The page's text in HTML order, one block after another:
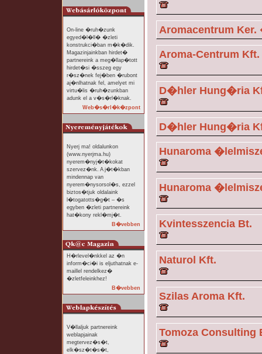
On-line �ruh�zunk
egyed�l�ll� �zleti
konstrukci�ban m�k�dik.
Magazinjainkban hirdet�
partnereink a meg�llap�tott
hirdet�si �sszeg egy
r�sz�nek fej�ben �rubont
aj�nlhatnak fel, amelyet mi
virtu�lis �ruh�zunkban
adunk el a v�s�rl�knak.
Web�s�rl�k�zpont
Nyerj ma! oldalunkon
(www.nyerjma.hu)
nyerem�nyj�t�kokat
szervez�nk. A j�t�kban
mindennap van
nyerem�nysorsol�s, ezzel
biztos�tjuk oldalaink
l�togatotts�g�t – �s
egyben �zleti partnereink
hat�kony rekl�mj�t.
B�vebben
H�rlevel�nkkel az �n
inform�ci�i is eljuthatnak e-
maillel rendelkez�
�zletfeleinkhez!
B�vebben
V�llaljuk partnereink
weblapjainak
megtervez�s�t,
elk�sz�t�s�t,
Aromacentrum
Aroma-Centrum Kft.
D�hler Hung�ria
D�hler Hung�ria
Hunaroma
Hunaroma
Kvintesszencia Bt.
Naturol Kft.
Szilas Aroma Kft.
Tomoza Consulting